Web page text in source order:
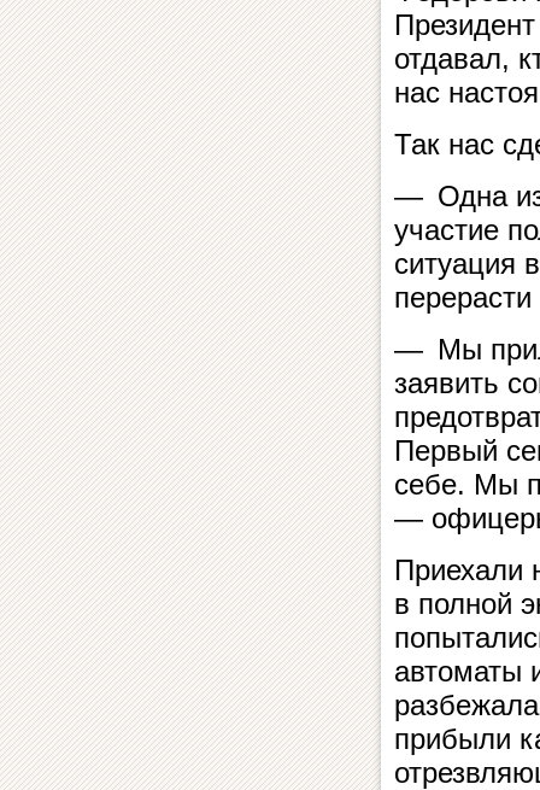
отдавал,
нас
Так нас
— Одна из
участие
ситуация
— Мы
заявить
Первый
себе. Мы
—
Приехали
в полной
автоматы
прибыли